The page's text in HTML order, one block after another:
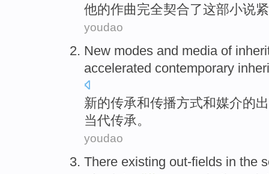
他的作曲完全契合了这部小说
youdao
New modes and media of
accelerated contemporary
新的传承和传播方式和媒介的
当代传承。
youdao
There existing out-fields in the